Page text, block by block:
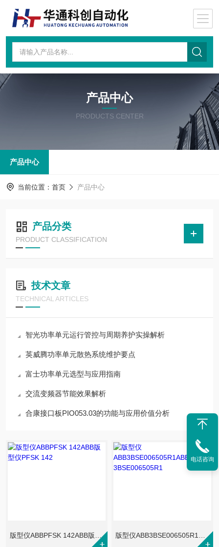
产品中心
PRODUCTS CENTER
产品中心
当前位置： 首页 产品中心
产品分类
PRODUCT CLASSIFICATION
技术文章
TECHNICAL ARTICLES
智光功率单元运行管控与周期养护实操解析
英威腾功率单元散热系统维护要点
富士功率单元选型与应用指南
交流变频器节能效果解析
合康接口板PIO053.03的功能与应用价值分析
版型仪ABBPFSK 142ABB版型仪PFSK 142 版型仪ABB3BSE006505R1ABB版型仪3BSE006505R1
电话咨询